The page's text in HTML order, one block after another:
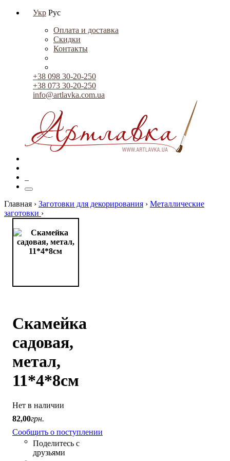
Укр Рус
Оплата и доставка
Скидки
Контакты
+38 098 30-20-250
+38 073 30-20-250
info@artlavka.com.ua
Главная › Заготовки для декорирования › Металлические
заготовки ›
Скамейка
садовая,
метал,
11*4*8см
Нет в наличии
82,00грн.
Сообщить о поступлении